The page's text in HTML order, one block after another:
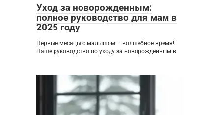
Уход за новорожденным:
полное руководство для мам в
2025 году
Первые месяцы с малышом – волшебное время!
Наше руководство по уходу за новорожденным в